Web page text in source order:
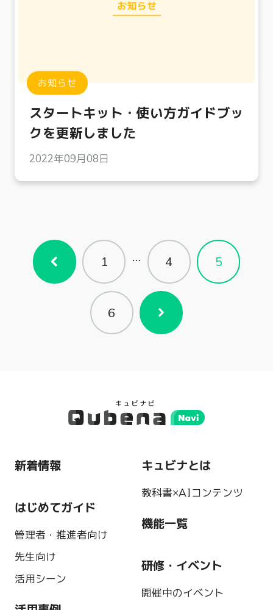
お知らせ
スタートキット・使い方ガイドブッ
クを更新しました
2022年09月08日
1 … 4 5
6
新着情報
はじめてガイド
管理者・推進者向け
先生向け
活用シーン
キュビナとは
教科書×AIコンテンツ
機能一覧
研修・イベント
開催中のイベント